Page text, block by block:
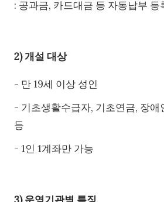
: 공과금, 카드대금 등 자동납부 등
2) 개설 대상
- 만 19세 이상 성인
- 기초생활수급자, 기초연금, 장애
등
- 1인 1계좌만 가능